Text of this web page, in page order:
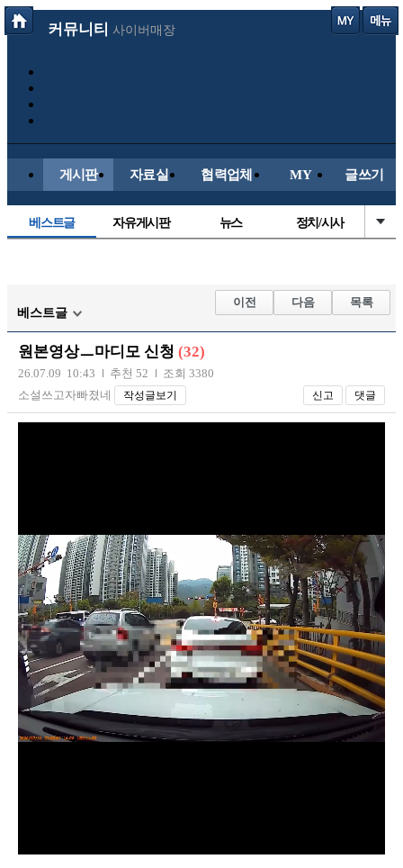
커뮤니티 사이버매장
게시판 자료실 협력업체 MY 글쓰기
베스트글 자유게시판 뉴스 정치/시사
해외축구
국내축구
베스트글
이전 다음 목록
원본영상ㅡ마디모 신청 (32)
26.07.09 10:43 추천 52
조회 3380
소설쓰고자빠졌네
작성글보기 신고 댓글
n
o